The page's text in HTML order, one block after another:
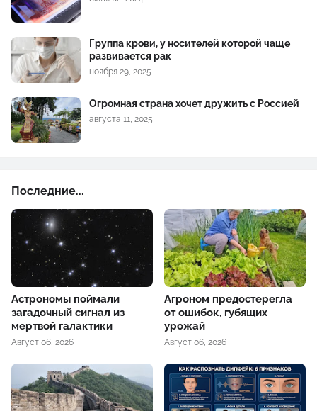
Группа крови, у носителей которой чаще
развивается рак
ноября 29, 2025
Огромная страна хочет дружить с Россией
августа 11, 2025
Последние...
Астрономы поймали
загадочный сигнал из
мертвой галактики
Август 06, 2026
Агроном предостерегла
от ошибок, губящих
урожай
Август 06, 2026